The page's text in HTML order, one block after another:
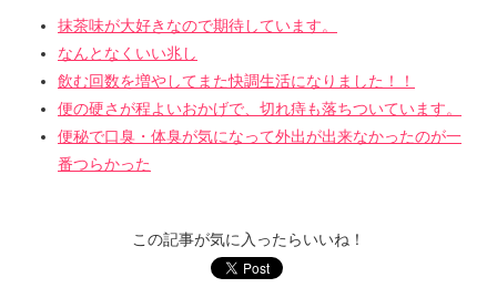
抹茶味が大好きなので期待しています。
なんとなくいい兆し
飲む回数を増やしてまた快調生活になりました！！
便の硬さが程よいおかげで、切れ痔も落ちついています。
便秘で口臭・体臭が気になって外出が出来なかったのが一
番つらかった